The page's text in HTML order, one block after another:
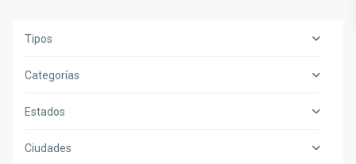
Tipos
Categorías
Estados
Ciudades